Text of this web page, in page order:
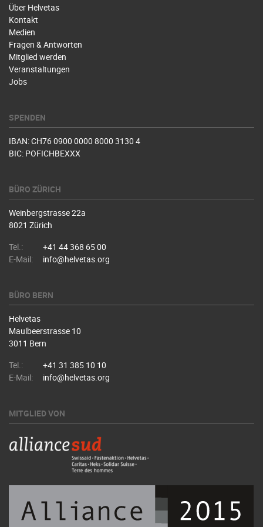
Über Helvetas
Kontakt
Medien
Fragen & Antworten
Mitglied werden
Veranstaltungen
Jobs
SPENDEN
IBAN: CH76 0900 0000 8000 3130 4
BIC: POFICHBEXXX
BÜRO ZÜRICH
Weinbergstrasse 22a
8021 Zürich
Tel.:
+41 44 368 65 00
E-Mail:
info@helvetas.org
BÜRO BERN
Helvetas
Maulbeerstrasse 10
3011 Bern
Tel.:
+41 31 385 10 10
E-Mail:
info@helvetas.org
MITGLIED VON